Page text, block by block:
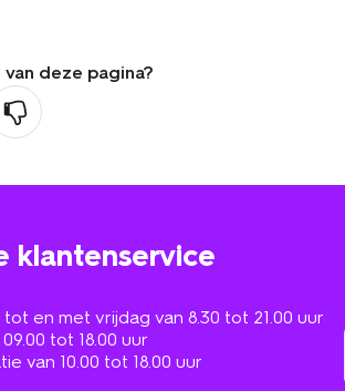
deze pagina?
klantenservice
en met vrijdag van 8.30 tot 21.00 uur
tot 18.00 uur
van 10.00 tot 18.00 uur